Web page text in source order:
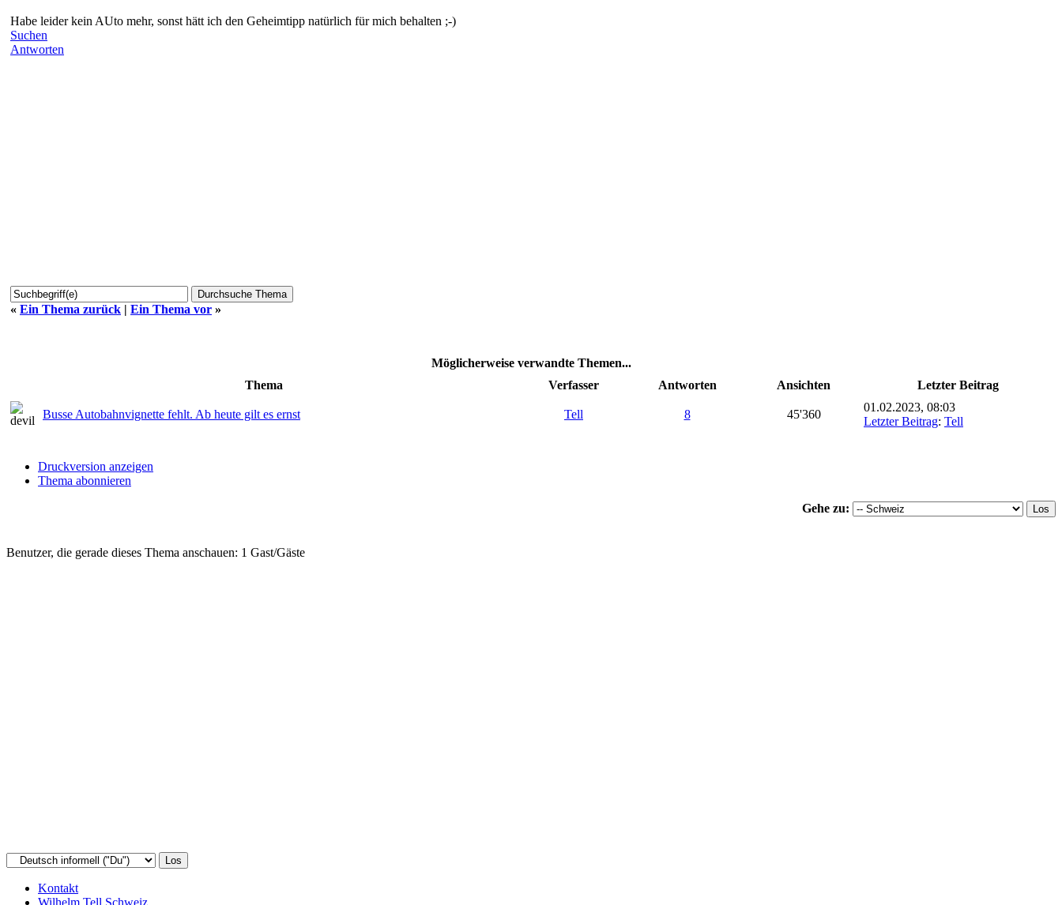
Habe leider kein AUto mehr, sonst hätt ich den Geheimtipp natürlich für mich behalten ;-)
Suchen
Antworten
« Ein Thema zurück | Ein Thema vor »
Möglicherweise verwandte Themen...
Thema
Verfasser Antworten Ansichten Letzter Beitrag
Busse Autobahnvignette fehlt. Ab heute gilt es ernst Tell 8 45'360
01.02.2023, 08:03
Letzter Beitrag: Tell
Druckversion anzeigen
Thema abonnieren
Gehe zu:
Benutzer, die gerade dieses Thema anschauen: 1 Gast/Gäste
Kontakt
Wilhelm Tell Schweiz